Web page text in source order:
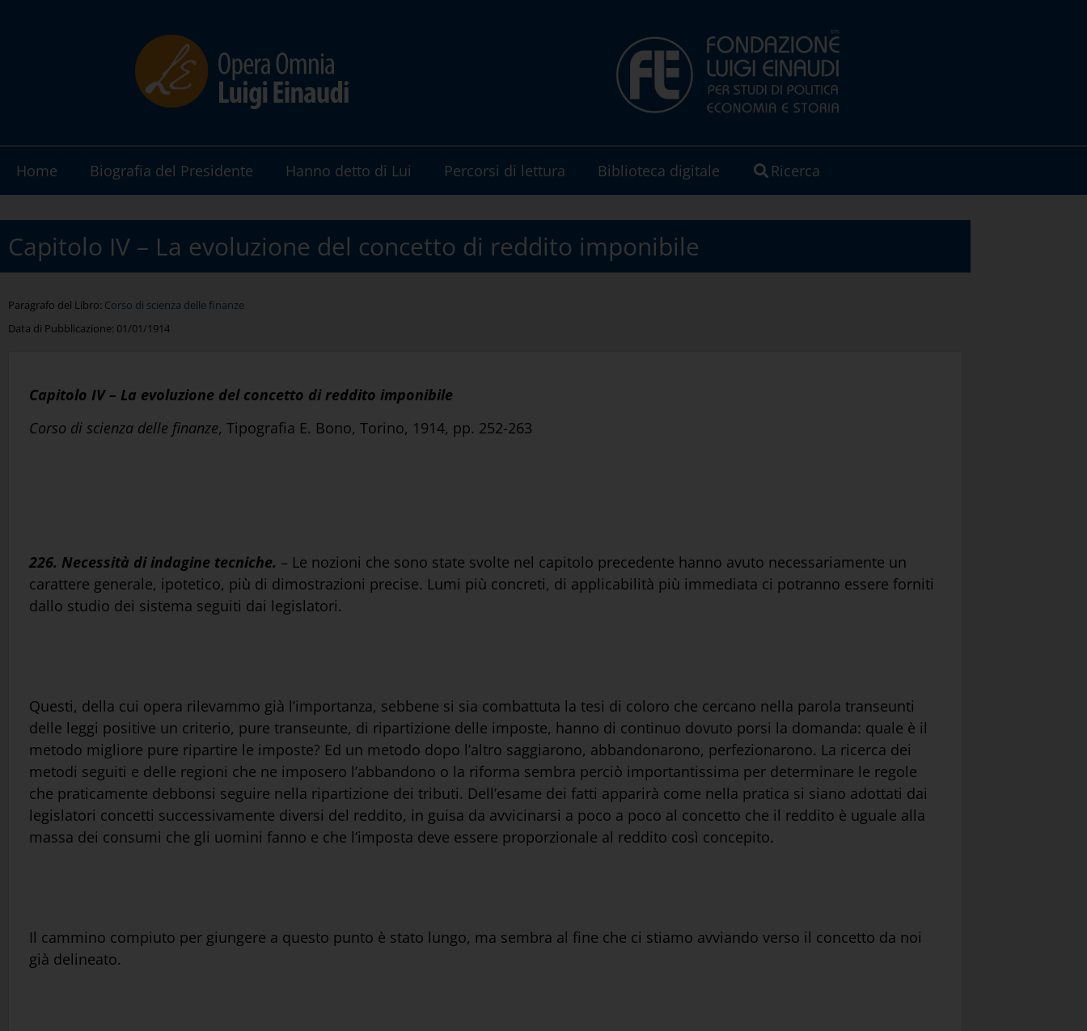
Home Biografia del Presidente Hanno detto di Lui Percorsi di lettura Biblioteca digitale Ricerca
Capitolo IV – La evoluzione del concetto di reddito imponibile
Paragrafo del Libro: Corso di scienza delle finanze
Data di Pubblicazione: 01/01/1914
Capitolo IV – La evoluzione del concetto di reddito imponibile
Corso di scienza delle finanze, Tipografia E. Bono, Torino, 1914, pp. 252-263
226. Necessità di indagine tecniche. – Le nozioni che sono state svolte nel capitolo precedente hanno avuto necessariamente un
carattere generale, ipotetico, più di dimostrazioni precise. Lumi più concreti, di applicabilità più immediata ci potranno essere forniti
dallo studio dei sistema seguiti dai legislatori.
Questi, della cui opera rilevammo già l’importanza, sebbene si sia combattuta la tesi di coloro che cercano nella parola transeunti
delle leggi positive un criterio, pure transeunte, di ripartizione delle imposte, hanno di continuo dovuto porsi la domanda: quale è il
metodo migliore pure ripartire le imposte? Ed un metodo dopo l’altro saggiarono, abbandonarono, perfezionarono. La ricerca dei
metodi seguiti e delle regioni che ne imposero l’abbandono o la riforma sembra perciò importantissima per determinare le regole
che praticamente debbonsi seguire nella ripartizione dei tributi. Dell’esame dei fatti apparirà come nella pratica si siano adottati dai
legislatori concetti successivamente diversi del reddito, in guisa da avvicinarsi a poco a poco al concetto che il reddito è uguale alla
massa dei consumi che gli uomini fanno e che l’imposta deve essere proporzionale al reddito così concepito.
Il cammino compiuto per giungere a questo punto è stato lungo, ma sembra al fine che ci stiamo avviando verso il concetto da noi
già delineato.